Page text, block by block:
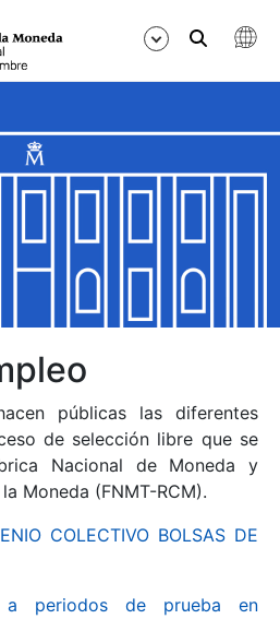
públicas las diferentes
de selección libre que se
Nacional de Moneda y
Moneda (FNMT-RCM).
COLECTIVO BOLSAS DE
a periodos de prueba en